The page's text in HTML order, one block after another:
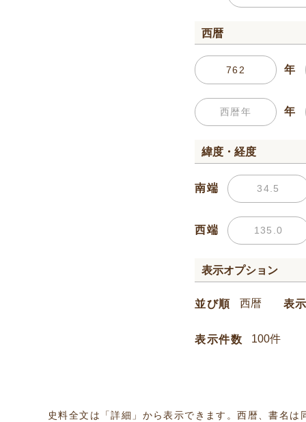
西暦
年
年
緯度・経度
南端
西端
表示オプション
並び順 表
表示件数
史料全文は「詳細」から表示できます。西暦、書名